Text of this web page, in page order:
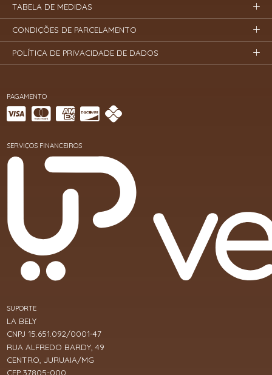
PAGAMENTO
SERVIÇOS FINANCEIROS
SUPORTE
LA BELY
CNPJ 15.651.092/0001-47
RUA ALFREDO BARDY, 49
CENTRO, JURUAIA/MG
CEP 37805-000
TABELA DE MEDIDAS
CONDIÇÕES DE PARCELAMENTO
POLÍTICA DE PRIVACIDADE DE DADOS